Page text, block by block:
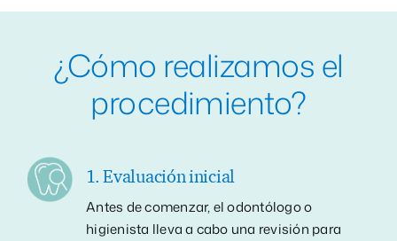
¿Cómo realizamos el
procedimiento?
1. Evaluación inicial
Antes de comenzar, el odontólogo o
higienista lleva a cabo una revisión para